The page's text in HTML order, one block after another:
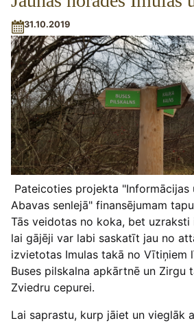
31.10.2019
Pateicoties projekta "Informācijas
Abavas senlejā" finansējumam
Tās veidotas no koka, bet
lai gājēji var labi saskatīt jau no
izvietotas Imulas takā no Vītiņiem
Buses pilskalna apkārtnē un Zirgu
Zviedru cepurei.
Lai saprastu, kurp jāiet un vieglāk